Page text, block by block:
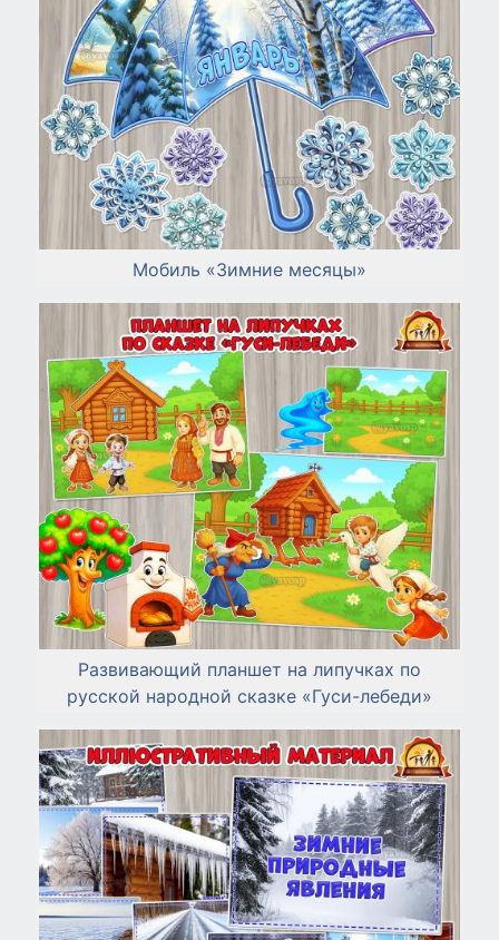
Мобиль «Зимние месяцы»
Развивающий планшет на липучках по
русской народной сказке «Гуси-лебеди»